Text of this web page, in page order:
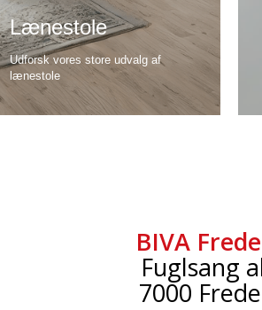
Lænestole
Udforsk vores store udvalg af
lænestole
BIVA
Fuglsang
7000